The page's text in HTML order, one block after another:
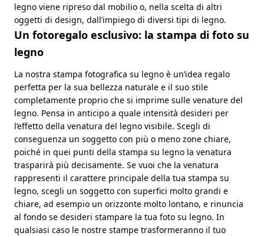
legno viene ripreso dal mobilio o, nella scelta di altri
oggetti di design, dall’impiego di diversi tipi di legno.
Un fotoregalo esclusivo: la stampa di foto su
legno
La nostra stampa fotografica su legno è un’idea regalo
perfetta per la sua bellezza naturale e il suo stile
completamente proprio che si imprime sulle venature del
legno. Pensa in anticipo a quale intensità desideri per
l’effetto della venatura del legno visibile. Scegli di
conseguenza un soggetto con più o meno zone chiare,
poiché in quei punti della stampa su legno la venatura
trasparirà più decisamente. Se vuoi che la venatura
rappresenti il carattere principale della tua stampa su
legno, scegli un soggetto con superfici molto grandi e
chiare, ad esempio un orizzonte molto lontano, e rinuncia
al fondo se desideri stampare la tua foto su legno. In
qualsiasi caso le nostre stampe trasformeranno il tuo